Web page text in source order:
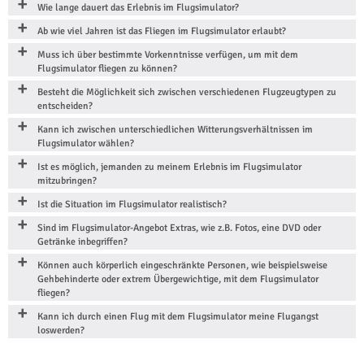
Wie lange dauert das Erlebnis im Flugsimulator?
Ab wie viel Jahren ist das Fliegen im Flugsimulator erlaubt?
Muss ich über bestimmte Vorkenntnisse verfügen, um mit dem
Flugsimulator fliegen zu können?
Besteht die Möglichkeit sich zwischen verschiedenen Flugzeugtypen zu
entscheiden?
Kann ich zwischen unterschiedlichen Witterungsverhältnissen im
Flugsimulator wählen?
Ist es möglich, jemanden zu meinem Erlebnis im Flugsimulator
mitzubringen?
Ist die Situation im Flugsimulator realistisch?
Sind im Flugsimulator-Angebot Extras, wie z.B. Fotos, eine DVD oder
Getränke inbegriffen?
Können auch körperlich eingeschränkte Personen, wie beispielsweise
Gehbehinderte oder extrem Übergewichtige, mit dem Flugsimulator
fliegen?
Kann ich durch einen Flug mit dem Flugsimulator meine Flugangst
loswerden?